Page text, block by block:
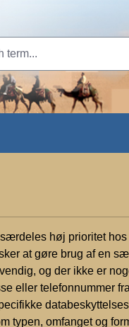
høj prioritet
at gøre brug af en
og der ikke er
eller telefonnummer
omfanget og